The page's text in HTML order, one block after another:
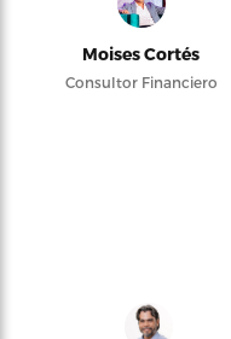
Moises Cortés
Consultor Financiero